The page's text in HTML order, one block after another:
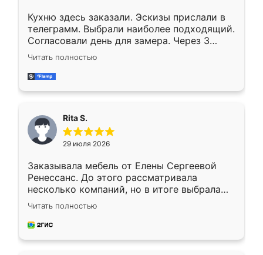
Кухню здесь заказали. Эскизы прислали в
телеграмм. Выбрали наиболее подходящий.
Согласовали день для замера. Через 3
недели кухня была уже готова. Остались
довольны работой. Спасибо Ренессанс
мебель за качественную работу!
Читать полностью
Rita S.
29 июля 2026
Заказывала мебель от Елены Сергеевой
Ренессанс. До этого рассматривала
несколько компаний, но в итоге выбрала
эту. Сначала обговорили условия, потом
приехал замерщик, всё спокойно объяснил
и снял размеры. Изготовили в срок, с
Читать полностью